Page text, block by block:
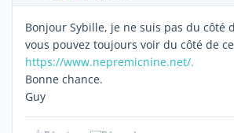
Bonjour Sybille, je ne suis pas du côté
vous pouvez toujours voir du côté de
https://www.nepremicnine.net/.
Bonne chance.
Guy